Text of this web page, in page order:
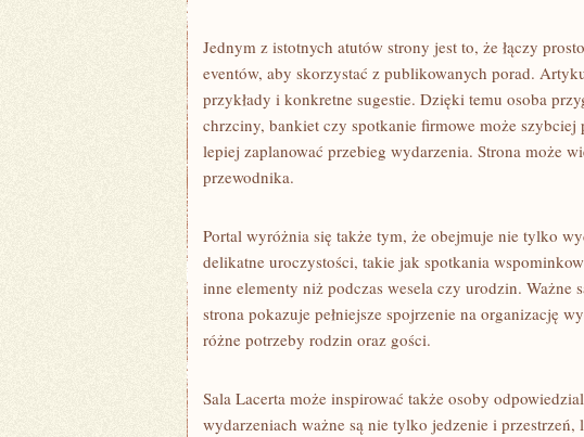
Jednym z istotnych atutów strony jest to, że łączy
eventów, aby skorzystać z publikowanych porad.
przykłady i konkretne sugestie. Dzięki temu osoba
chrzciny, bankiet czy spotkanie firmowe może
lepiej zaplanować przebieg wydarzenia. Strona może
przewodnika.
Portal wyróżnia się także tym, że obejmuje nie tylko
delikatne uroczystości, takie jak spotkania
inne elementy niż podczas wesela czy urodzin.
strona pokazuje pełniejsze spojrzenie na organizację
różne potrzeby rodzin oraz gości.
Sala Lacerta może inspirować także osoby
wydarzeniach ważne są nie tylko jedzenie i